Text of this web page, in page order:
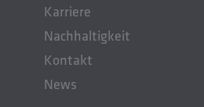
Karriere
Nachhaltigkeit
Kontakt
News